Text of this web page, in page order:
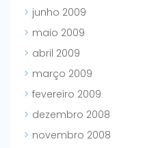
junho 2009
maio 2009
abril 2009
março 2009
fevereiro 2009
dezembro 2008
novembro 2008